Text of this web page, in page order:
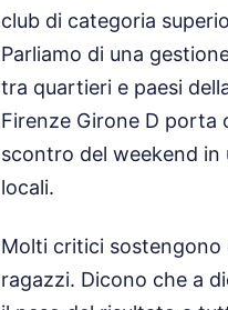
club di categoria
Parliamo di una
tra quartieri e paesi
Firenze Girone D porta
scontro del weekend
locali.
Molti critici sostengono
ragazzi. Dicono che a